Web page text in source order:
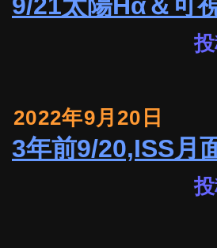
2022年9月20日
3年前9/20,ISS月